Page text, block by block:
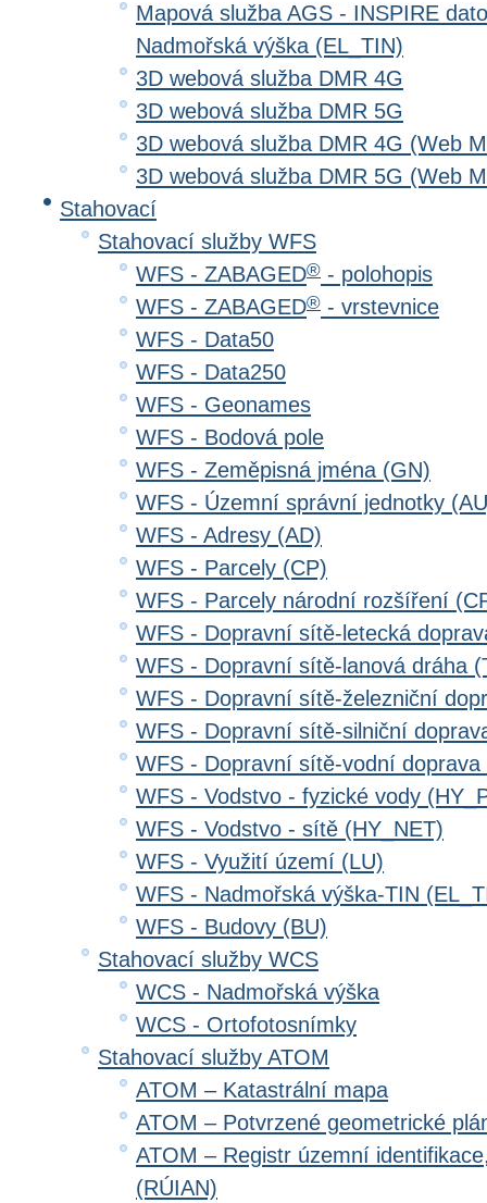
Mapová služba AGS - INSPIRE
Nadmořská výška (EL_TIN)
3D webová služba DMR 4G
3D webová služba DMR 5G
3D webová služba DMR 4G (Web
3D webová služba DMR 5G (Web
Stahovací
Stahovací služby WFS
WFS - ZABAGED® - polohopis
WFS - ZABAGED® - vrstevnice
WFS - Data50
WFS - Data250
WFS - Geonames
WFS - Bodová pole
WFS - Zeměpisná jména (GN)
WFS - Územní správní jednotky
WFS - Adresy (AD)
WFS - Parcely (CP)
WFS - Parcely národní rozšíření
WFS - Dopravní sítě-letecká
WFS - Dopravní sítě-lanová dráha
WFS - Dopravní sítě-železniční
WFS - Dopravní sítě-silniční
WFS - Dopravní sítě-vodní doprava
WFS - Vodstvo - fyzické vody
WFS - Vodstvo - sítě (HY_NET)
WFS - Využití území (LU)
WFS - Nadmořská výška-TIN
WFS - Budovy (BU)
Stahovací služby WCS
WCS - Nadmořská výška
WCS - Ortofotosnímky
Stahovací služby ATOM
ATOM – Katastrální mapa
ATOM – Potvrzené geometrické
ATOM – Registr územní
(RÚIAN)